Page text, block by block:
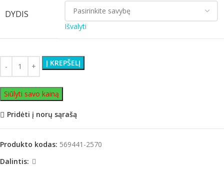
DYDIS
Išvalyti
Į KREPŠELĮ
Siūlyti savo kainą
Pridėti į norų sąrašą
Produkto kodas: 569441-2570
Dalintis: